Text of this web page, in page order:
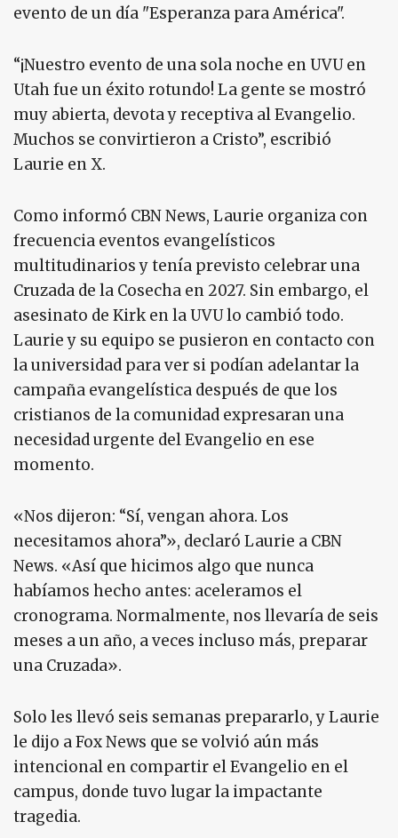
evento de un día "Esperanza para América".
“¡Nuestro evento de una sola noche en UVU en
Utah fue un éxito rotundo! La gente se mostró
muy abierta, devota y receptiva al Evangelio.
Muchos se convirtieron a Cristo”, escribió
Laurie en X.
Como informó CBN News, Laurie organiza con
frecuencia eventos evangelísticos
multitudinarios y tenía previsto celebrar una
Cruzada de la Cosecha en 2027. Sin embargo, el
asesinato de Kirk en la UVU lo cambió todo.
Laurie y su equipo se pusieron en contacto con
la universidad para ver si podían adelantar la
campaña evangelística después de que los
cristianos de la comunidad expresaran una
necesidad urgente del Evangelio en ese
momento.
«Nos dijeron: “Sí, vengan ahora. Los
necesitamos ahora”», declaró Laurie a CBN
News. «Así que hicimos algo que nunca
habíamos hecho antes: aceleramos el
cronograma. Normalmente, nos llevaría de seis
meses a un año, a veces incluso más, preparar
una Cruzada».
Solo les llevó seis semanas prepararlo, y Laurie
le dijo a Fox News que se volvió aún más
intencional en compartir el Evangelio en el
campus, donde tuvo lugar la impactante
tragedia.